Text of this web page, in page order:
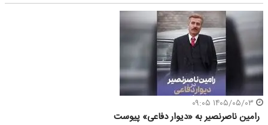
رامین ناصرنصیر به «دیوار دفاعی» پیوست